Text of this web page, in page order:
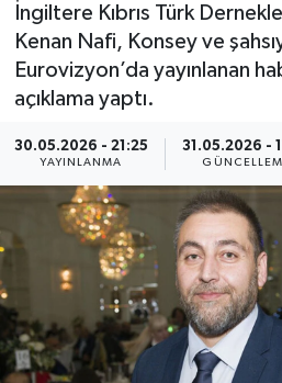
İngiltere Kıbrıs Türk
Kenan Nafi, Konsey ve
Eurovizyon’da yayınlanan
açıklama yaptı.
30.05.2026 - 21:25
YAYINLANMA
31.05.2026 -